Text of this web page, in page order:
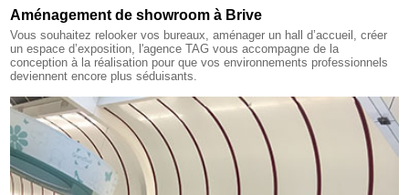
Aménagement de showroom à Brive
Vous souhaitez relooker vos bureaux, aménager un hall d’accueil, créer
un espace d’exposition, l'agence TAG vous accompagne de la
conception à la réalisation pour que vos environnements professionnels
deviennent encore plus séduisants.